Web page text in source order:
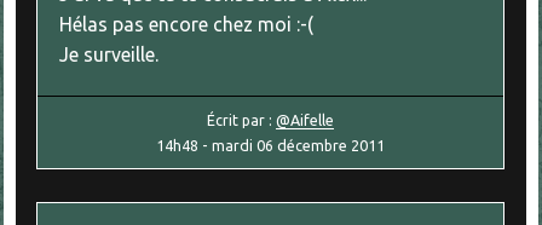
Hélas pas encore chez moi :-(
Je surveille.
Écrit par :@Aifelle
14h48 -mardi 06 décembre 2011